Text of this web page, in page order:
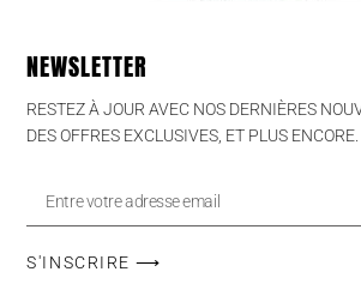
NEWSLETTER
RESTEZ À JOUR AVEC NOS DERNIÈRES
DES OFFRES EXCLUSIVES, ET PLUS ENCORE.
S'INSCRIRE ⟶